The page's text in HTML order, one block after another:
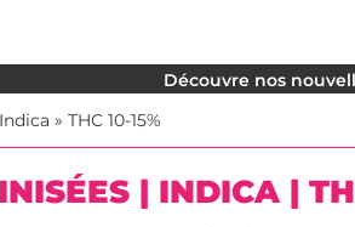
Découvre nos
Indica » THC 10-15%
| INDICA |